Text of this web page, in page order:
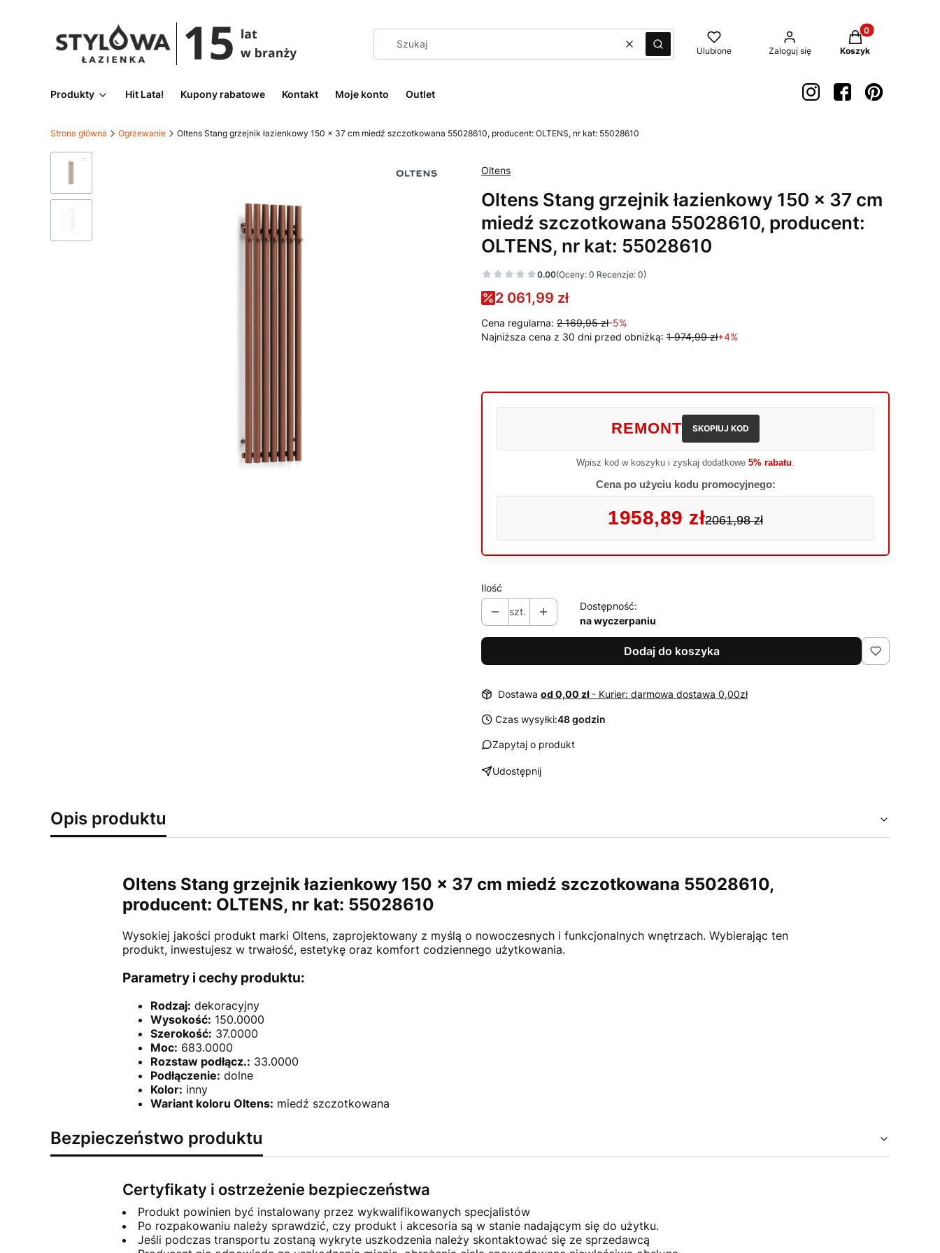
WyczyśćSzukaj Ulubione Zaloguj się
Produkty w
Koszyk
Produkty Hit Lata! Kupony rabatowe Kontakt Moje konto Outlet
Strona główna Ogrzewanie Oltens Stang grzejnik łazienkowy 150 x 37 cm miedź szczotkowana 55028610, producent: OLTENS, nr kat: 55028610
Oltens
Oltens Stang grzejnik łazienkowy 150 x 37 cm
miedź szczotkowana 55028610, producent:
OLTENS, nr kat: 55028610
0.00(Oceny: 0 Recenzje: 0)
2 061,99 zł
Cena regularna: 2 169,95 zł-5%
Najniższa cena z 30 dni przed obniżką: 1 974,99 zł+4%
REMONT SKOPIUJ KOD
Wpisz kod w koszyku i zyskaj dodatkowe 5% rabatu.
Cena po użyciu kodu promocyjnego:
1958,89 zł2061,98 zł
Ilość
szt.
Dostępność:
na wyczerpaniu
Dodaj do koszyka
Dostawa od 0,00 zł - Kurier: darmowa dostawa 0,00zł
Czas wysyłki:48 godzin
Zapytaj o produkt
Udostępnij
Opis produktu
Oltens Stang grzejnik łazienkowy 150 x 37 cm miedź szczotkowana 55028610,
producent: OLTENS, nr kat: 55028610
Wysokiej jakości produkt marki Oltens, zaprojektowany z myślą o nowoczesnych i funkcjonalnych wnętrzach. Wybierając ten
produkt, inwestujesz w trwałość, estetykę oraz komfort codziennego użytkowania.
Parametry i cechy produktu:
Rodzaj: dekoracyjny
Wysokość: 150.0000
Szerokość: 37.0000
Moc: 683.0000
Rozstaw podłącz.: 33.0000
Podłączenie: dolne
Kolor: inny
Wariant koloru Oltens: miedź szczotkowana
Bezpieczeństwo produktu
Certyfikaty i ostrzeżenie bezpieczeństwa
Produkt powinien być instalowany przez wykwalifikowanych specjalistów
Po rozpakowaniu należy sprawdzić, czy produkt i akcesoria są w stanie nadającym się do użytku.
Jeśli podczas transportu zostaną wykryte uszkodzenia należy skontaktować się ze sprzedawcą
Oddzwonimy w najbliższy dzień roboczy